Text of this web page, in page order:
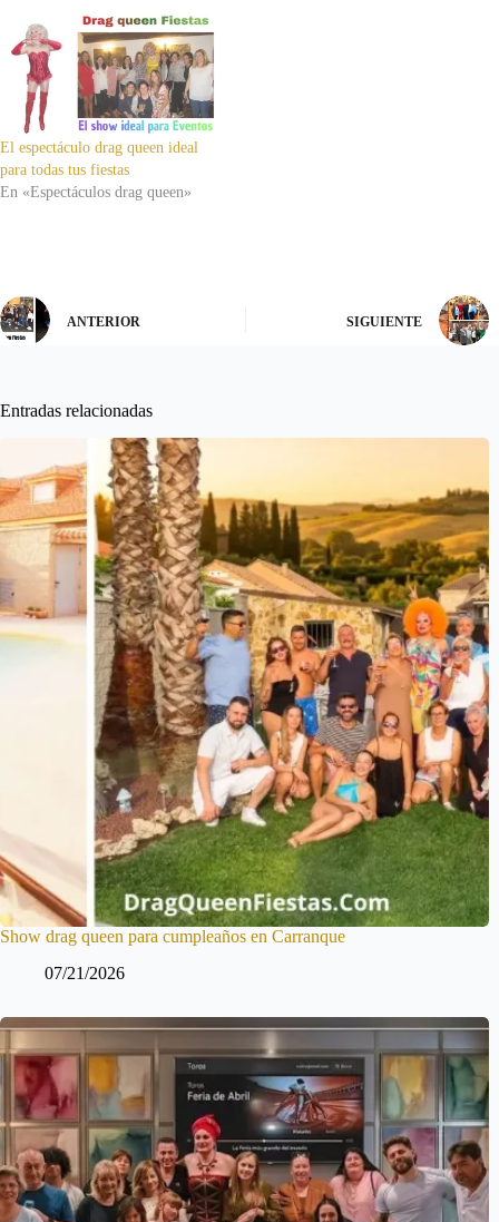
El espectáculo drag queen ideal
para todas tus fiestas
En «Espectáculos drag queen»
ANTERIOR SIGUIENTE
Entradas relacionadas
Show drag queen para cumpleaños en Carranque
07/21/2026